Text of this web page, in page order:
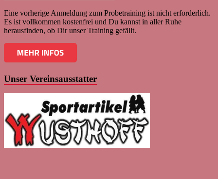
Eine vorherige Anmeldung zum Probetraining ist nicht erforderlich.
Es ist vollkommen kostenfrei und Du kannst in aller Ruhe
herausfinden, ob Dir unser Training gefällt.
Unser Vereinsausstatter